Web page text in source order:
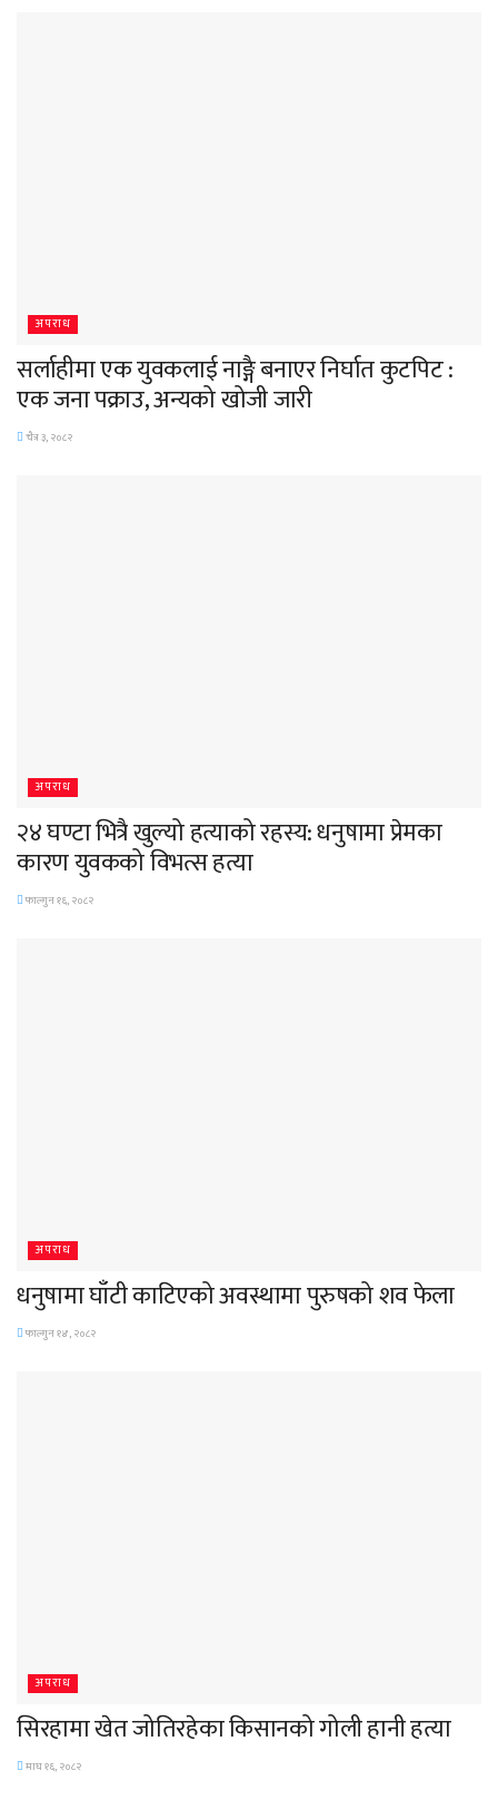
अपराध
सर्लाहीमा एक युवकलाई नाङ्गै बनाएर निर्घात कुटपिट :
एक जना पक्राउ, अन्यको खोजी जारी
चैत्र ३, २०८२
अपराध
२४ घण्टा भित्रै खुल्यो हत्याको रहस्य: धनुषामा प्रेमका
कारण युवकको विभत्स हत्या
फाल्गुन १६, २०८२
अपराध
धनुषामा घाँटी काटिएको अवस्थामा पुरुषको शव फेला
फाल्गुन १४, २०८२
अपराध
सिरहामा खेत जोतिरहेका किसानको गोली हानी हत्या
माघ १६, २०८२